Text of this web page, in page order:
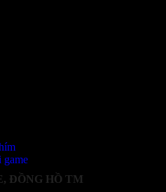
game
ĐỒNG HỒ TM